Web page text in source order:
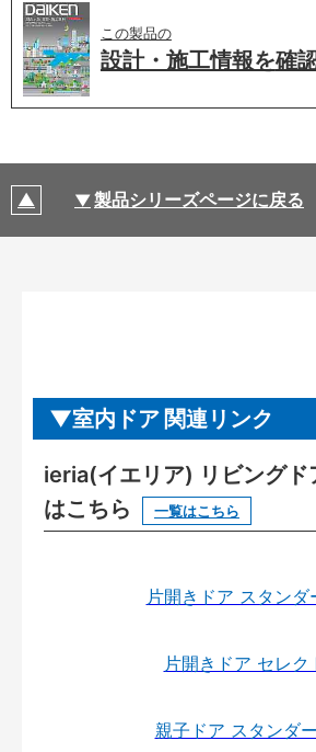
この製品の
設計・施工情報を確
製品シリーズページに戻る
室内ドア 関連リンク
ieria(イエリア) リビングド
はこちら
一覧はこちら
片開きドア スタンダ
片開きドア セレク
親子ドア スタンダ